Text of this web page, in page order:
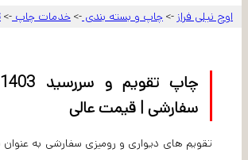
اوج نیلی فراز -> چاپ و بسته بندی-> خدمات چاپ->
سفارشی | قیمت عالی
تقویم های دیواری و رومیزی سفارشی به عنوان